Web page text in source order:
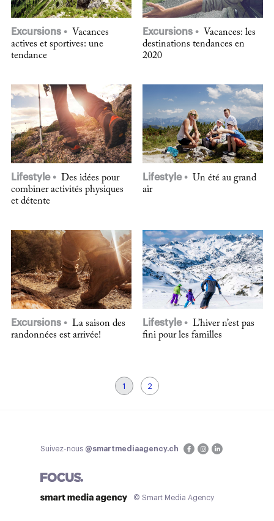
Excursions
Vacances
actives et sportives: une
tendance
Excursions
Vacances: les
destinations tendances en
2020
Lifestyle
Des idées pour
combiner activités physiques
et détente
Lifestyle
Un été au grand
air
Excursions
La saison des
randonnées est arrivée!
Lifestyle
L’hiver n’est pas
fini pour les familles
1 2
Suivez-nous @smartmediaagency.ch
© Smart Media Agency